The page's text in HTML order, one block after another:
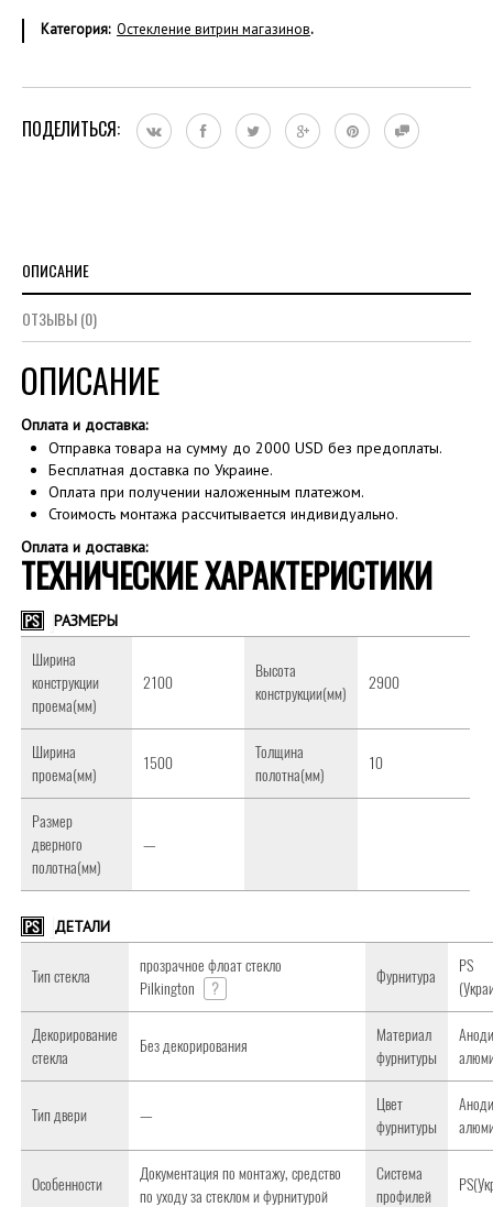
Категория: Остекление витрин магазинов.
ПОДЕЛИТЬСЯ:
ОПИСАНИЕ
ОТЗЫВЫ (0)
ОПИСАНИЕ
Оплата и доставка:
Отправка товара на сумму до 2000 USD без предоплаты.
Бесплатная доставка по Украине.
Оплата при получении наложенным платежом.
Стоимость монтажа рассчитывается индивидуально.
Оплата и доставка:
ТЕХНИЧЕСКИЕ ХАРАКТЕРИСТИКИ
РАЗМЕРЫ
Ширина
конструкции
проема(мм)
2100
Высота
конструкции(мм)
2900
Ширина
проема(мм)
1500
Толщина
полотна(мм)
10
Размер
дверного
полотна(мм)
—
ДЕТАЛИ
Тип стекла
прозрачное флоат стекло
Pilkington
?
Фурнитура
PS
Декорирование
стекла
Без декорирования
Материал
фурнитуры
Тип двери —
Цвет
фурнитуры
Особенности
Документация по монтажу, средство
по уходу за стеклом и фурнитурой
Система
профилей